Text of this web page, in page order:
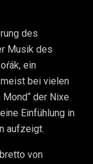
des
Musik des
ein
bei vielen
der Nixe
Einfühlung in
aufzeigt.
von